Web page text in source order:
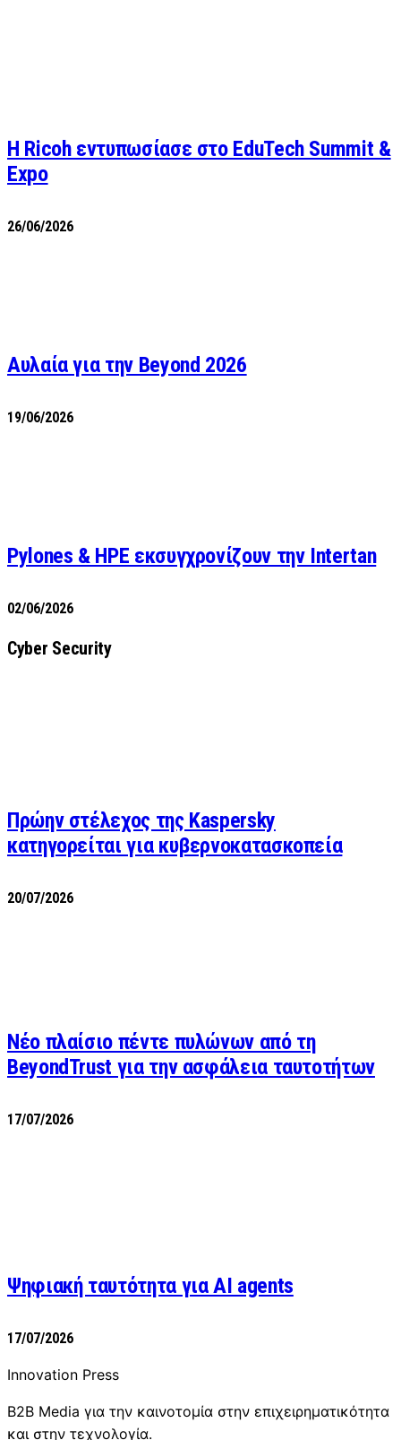
Η Ricoh εντυπωσίασε στο EduTech Summit &
Expo
26/06/2026
Αυλαία για την Beyond 2026
19/06/2026
Pylones & HPE εκσυγχρονίζουν την Intertan
02/06/2026
Cyber Security
Πρώην στέλεχος της Kaspersky
κατηγορείται για κυβερνοκατασκοπεία
20/07/2026
Νέο πλαίσιο πέντε πυλώνων από τη
BeyondTrust για την ασφάλεια ταυτοτήτων
17/07/2026
Ψηφιακή ταυτότητα για AI agents
17/07/2026
Innovation Press
B2B Media για την καινοτομία στην επιχειρηματικότητα
και στην τεχνολογία.